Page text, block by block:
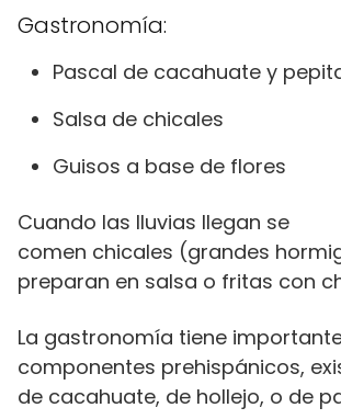
Gastronomía:
Pascal de cacahuate y
Salsa de chicales
Guisos a base de flores
Cuando las lluvias llegan se
comen chicales (grandes
preparan en salsa o fritas con
La gastronomía tiene
componentes prehispánicos,
de cacahuate, de hollejo, o de